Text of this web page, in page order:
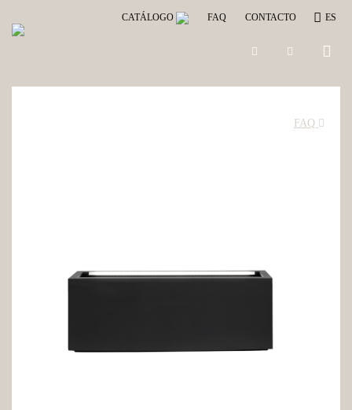
CATÁLOGO FAQ CONTACTO ES
Toggle
FAQ